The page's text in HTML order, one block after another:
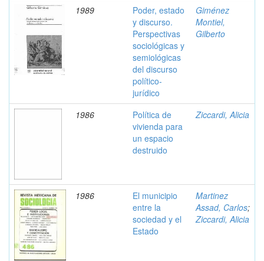
1989
Poder, estado
y discurso.
Perspectivas
sociológicas y
semiológicas
del discurso
político-
jurídico
Giménez
Montiel,
Gilberto
1986
Política de
vivienda para
un espacio
destruido
Ziccardi, Alicia
1986
El municipio
entre la
sociedad y el
Estado
Martinez
Assad, Carlos;
Ziccardi, Alicia